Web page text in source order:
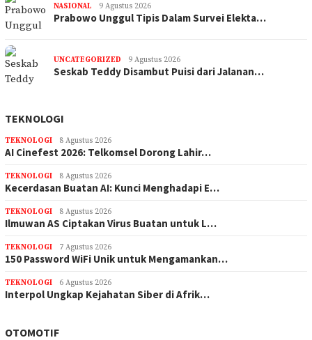
NASIONAL 9 Agustus 2026
Prabowo Unggul Tipis Dalam Survei Elekta…
UNCATEGORIZED 9 Agustus 2026
Seskab Teddy Disambut Puisi dari Jalanan…
TEKNOLOGI
TEKNOLOGI 8 Agustus 2026
AI Cinefest 2026: Telkomsel Dorong Lahir…
TEKNOLOGI 8 Agustus 2026
Kecerdasan Buatan AI: Kunci Menghadapi E…
TEKNOLOGI 8 Agustus 2026
Ilmuwan AS Ciptakan Virus Buatan untuk L…
TEKNOLOGI 7 Agustus 2026
150 Password WiFi Unik untuk Mengamankan…
TEKNOLOGI 6 Agustus 2026
Interpol Ungkap Kejahatan Siber di Afrik…
OTOMOTIF